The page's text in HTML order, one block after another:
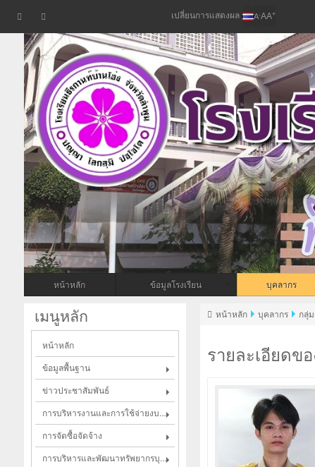
เปลี่ยนการแสดงผล A-AA+
หน้าหลัก ข้อมูลโรงเรียน บุคลากร
รายละเอียดข
หน้าหลัก บุคลากร กลุ่
เมนูหลัก
หน้าหลัก
ข้อมูลพื้นฐาน
ข่าวประชาสัมพันธ์
การบริหารงานและการใช้จ่ายงบประมาณ
การจัดซื้อจัดจ้าง
การบริหารและพัฒนาทรัพยากรบุคคล